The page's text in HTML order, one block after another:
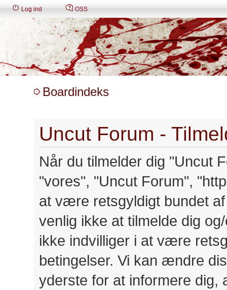
Log ind OSS
Boardindeks
Uncut Forum -
Når du tilmelder dig "Uncut
"vores", "Uncut Forum",
at være retsgyldigt bundet
venlig ikke at tilmelde dig
ikke indvilliger i at være
betingelser. Vi kan ændre
yderste for at informere